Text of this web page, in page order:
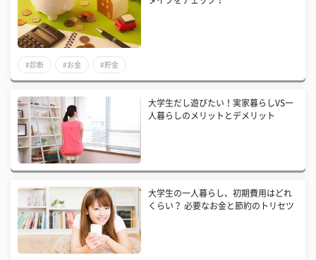
#診断 #お金 #貯金
大学生だし遊びたい！実家暮らしVS一
人暮らしのメリットとデメリット
大学生の一人暮らし、初期費用はどれ
くらい？ 必要なお金と節約のトリセツ